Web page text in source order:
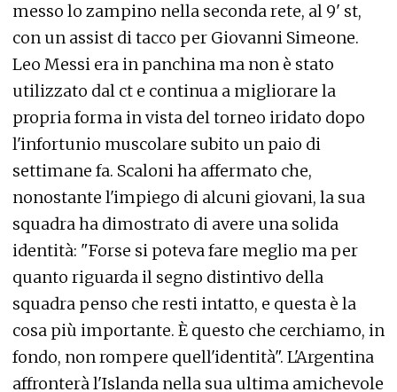
messo lo zampino nella seconda rete, al 9' st,
con un assist di tacco per Giovanni Simeone.
Leo Messi era in panchina ma non è stato
utilizzato dal ct e continua a migliorare la
propria forma in vista del torneo iridato dopo
l'infortunio muscolare subito un paio di
settimane fa. Scaloni ha affermato che,
nonostante l'impiego di alcuni giovani, la sua
squadra ha dimostrato di avere una solida
identità: "Forse si poteva fare meglio ma per
quanto riguarda il segno distintivo della
squadra penso che resti intatto, e questa è la
cosa più importante. È questo che cerchiamo, in
fondo, non rompere quell'identità". L'Argentina
affronterà l'Islanda nella sua ultima amichevole